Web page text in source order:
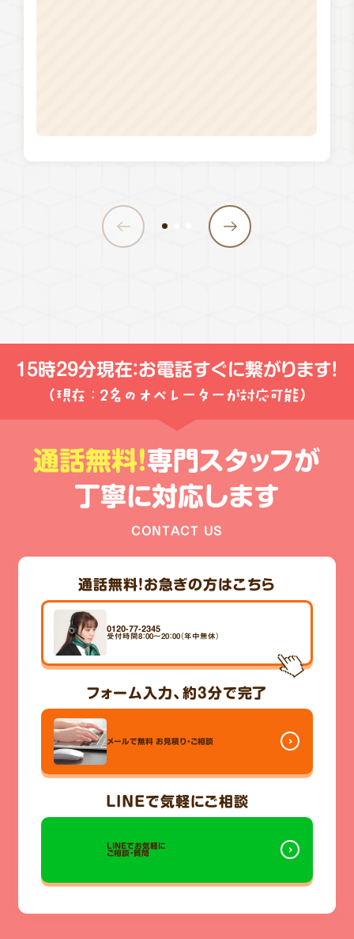
15時29分現在：お電話すぐに繋がります！
（現在：2名のオペレーターが対応可能）
通話無料!専門スタッフが
丁寧に対応します
CONTACT US
通話無料！お急ぎの方はこちら
0120-77-2345
受付時間8：00～20：00（年中無休）
フォーム入力、 約3分で完了
メールで無料 お見積り・ご相談
LINEで気軽にご相談
LINEでお気軽に
ご相談・質問